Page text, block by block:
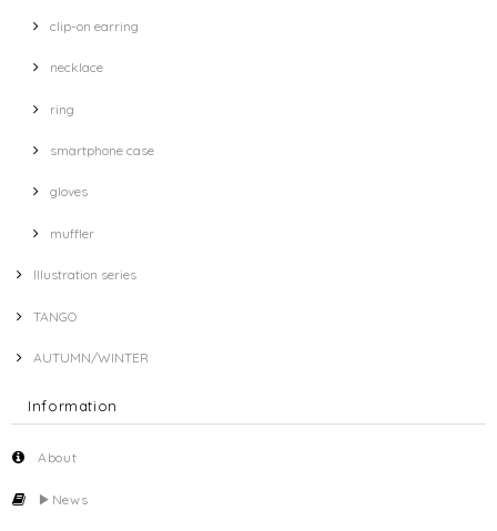
clip-on earring
necklace
ring
smartphone case
gloves
muffler
Illustration series
TANGO
AUTUMN/WINTER
Information
About
▶︎News